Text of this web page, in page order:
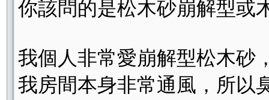
你該問的是松木砂崩解型或
我個人非常愛崩解型松木砂
我房間本身非常通風，所以